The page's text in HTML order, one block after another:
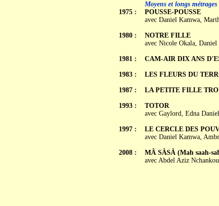
1975 :
1980 :
1981 :
1983 :
1987 :
1993 :
1997 :
2008 :
Moyens et longs métrages
POUSSE-POUSSE
avec Daniel Kamwa,
NOTRE FILLE
avec Nicole Okala, Daniel
CAM-AIR DIX ANS
LES FLEURS DU
LA PETITE FILLE
TOTOR
avec Gaylord, Edna
LE CERCLE DES
avec Daniel Kamwa,
MÂ SÂSÂ (Mah saah-
avec Abdel Aziz